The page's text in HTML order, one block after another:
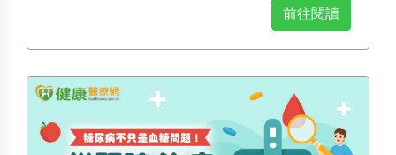
前往閱讀